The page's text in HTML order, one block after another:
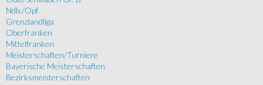
Ndb./Opf.
Grenzlandliga
Oberfranken
Mittelfranken
Meisterschaften/Turniere
Bayerische Meisterschaften
Bezirksmeisterschaften